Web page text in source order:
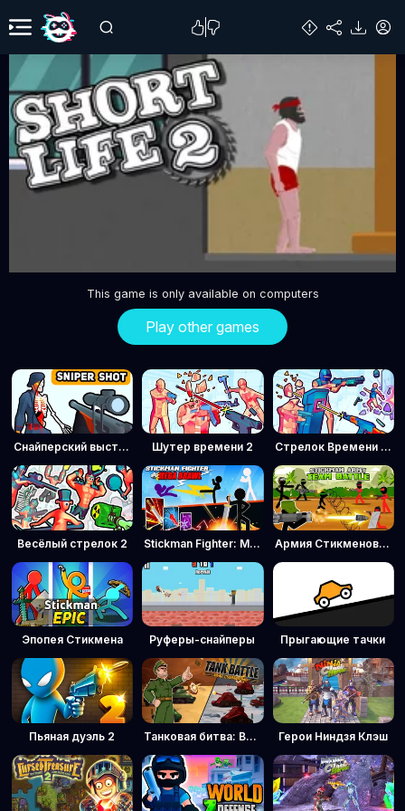
This game is only available on computers
Play other games
Снайперский выстрел: Время пули Шутер времени 2 Стрелок Времени 3: Спецназ
Весёлый стрелок 2 Stickman Fighter: Мега Побоище Армия Стикменов: Командная битва
Эпопея Стикмена Руферы-снайперы Прыгающие тачки
Пьяная дуэль 2 Танковая битва: Военный командир Герои Ниндзя Клэш